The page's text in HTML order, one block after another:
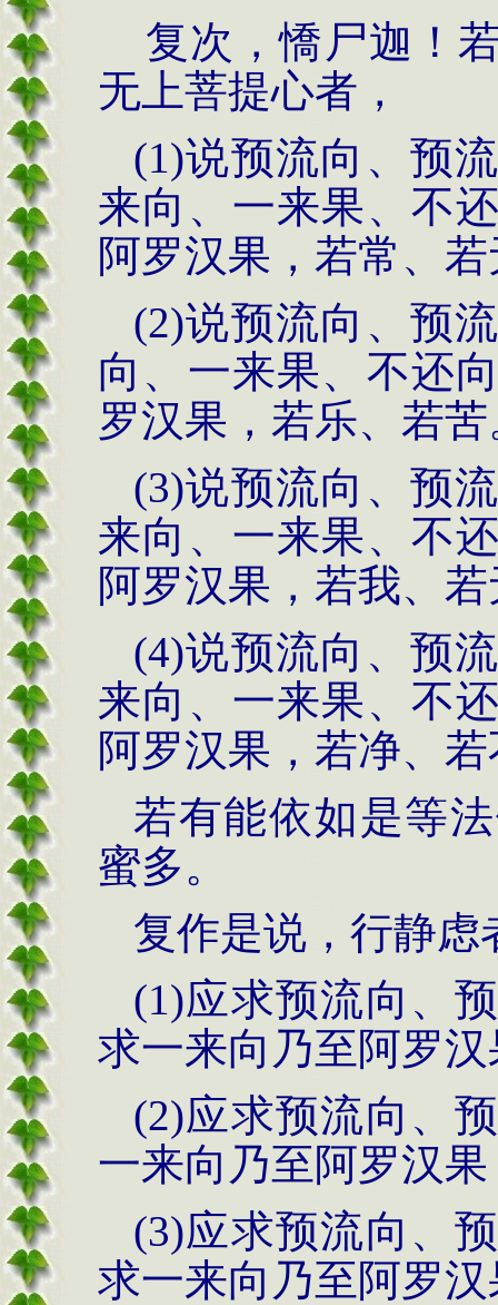
复次，憍尸迦！
无上菩提心者，
(1)说预流向、预
来向、一来果、不
阿罗汉果，若常、
(2)说预流向、预
向、一来果、不还
罗汉果，若乐、若苦
(3)说预流向、预
来向、一来果、不
阿罗汉果，若我、
(4)说预流向、预
来向、一来果、不
阿罗汉果，若净、
若有能依如是等
蜜多。
复作是说，行静虑
(1)应求预流向、
求一来向乃至阿罗
(2)应求预流向、
一来向乃至阿罗汉
(3)应求预流向、
求一来向乃至阿罗